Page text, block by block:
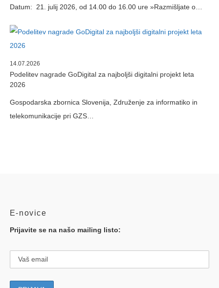
Datum: 21. julij 2026, od 14.00 do 16.00 ure »Razmišljate o…
14.07.2026
Podelitev nagrade GoDigital za najboljši digitalni projekt leta
2026
Gospodarska zbornica Slovenija, Združenje za informatiko in
telekomunikacije pri GZS…
E-novice
Prijavite se na našo mailing listo: